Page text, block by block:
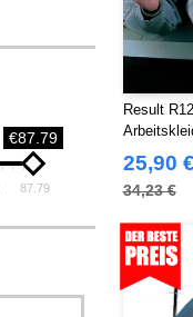
€87.79
87.79
Result
25,90
34,23 €